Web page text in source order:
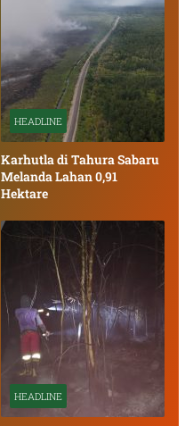
HEADLINE
Karhutla di Tahura Sabaru
Melanda Lahan 0,91
Hektare
HEADLINE